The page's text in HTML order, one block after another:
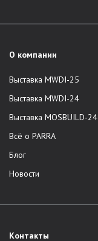
О компании
Выставка MWDI-25
Выставка MWDI-24
Выставка MOSBUILD-24
Всё о PARRA
Блог
Новости
Контакты